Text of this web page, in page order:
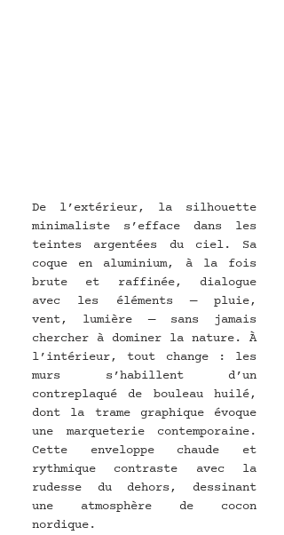
De l’extérieur, la silhouette
minimaliste s’efface dans les
teintes argentées du ciel. Sa
coque en aluminium, à la fois
brute et raffinée, dialogue
avec les éléments — pluie,
vent, lumière — sans jamais
chercher à dominer la nature. À
l’intérieur, tout change : les
murs s’habillent d’un
contreplaqué de bouleau huilé,
dont la trame graphique évoque
une marqueterie contemporaine.
Cette enveloppe chaude et
rythmique contraste avec la
rudesse du dehors, dessinant
une atmosphère de cocon
nordique.